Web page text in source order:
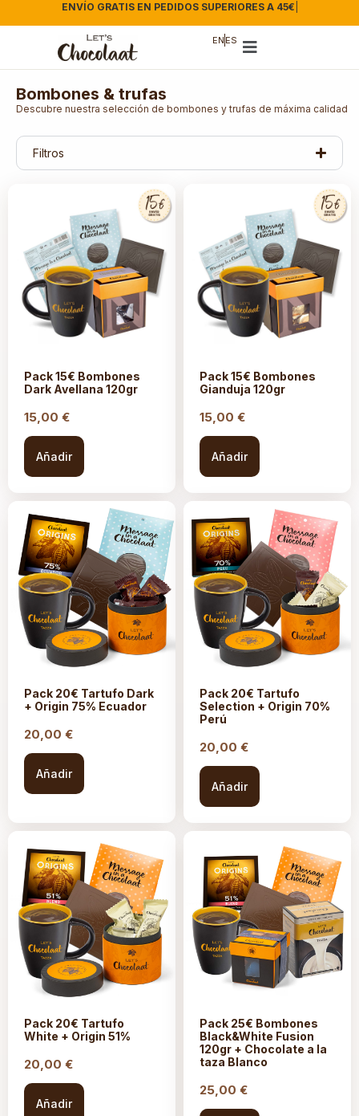
ENVÍO GRATIS EN PEDIDOS SUPERIORES A 45€
EN ES
Bombones & trufas
Descubre nuestra selección de bombones y trufas de máxima calidad
Filtros
Pack 15€ Bombones
Dark Avellana 120gr
15,00 €
Añadir
Pack 15€ Bombones
Gianduja 120gr
15,00 €
Añadir
Pack 20€ Tartufo Dark
+ Origin 75% Ecuador
20,00 €
Añadir
Pack 20€ Tartufo
Selection + Origin 70%
Perú
20,00 €
Añadir
Pack 20€ Tartufo
White + Origin 51%
20,00 €
Añadir
Pack 25€ Bombones
Black&White Fusion
120gr + Chocolate a la
taza Blanco
25,00 €